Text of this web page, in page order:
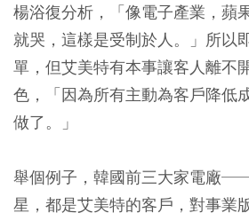
楊浴復分析，「像電子產業，蘋
就哭，這樣是受制於人。」所以
單，但艾美特有本事讓客人離不
色，「因為所有主動為客戶降低
做了。」
舉個例子，韓國前三大家電廠
星，都是艾美特的客戶，對事業